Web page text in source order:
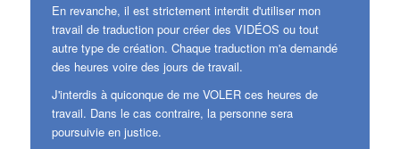
En revanche, il est strictement interdit d'utiliser mon
travail de traduction pour créer des VIDÉOS ou tout
autre type de création. Chaque traduction m'a demandé
des heures voire des jours de travail.
J'interdis à quiconque de me VOLER ces heures de
travail. Dans le cas contraire, la personne sera
poursuivie en justice.